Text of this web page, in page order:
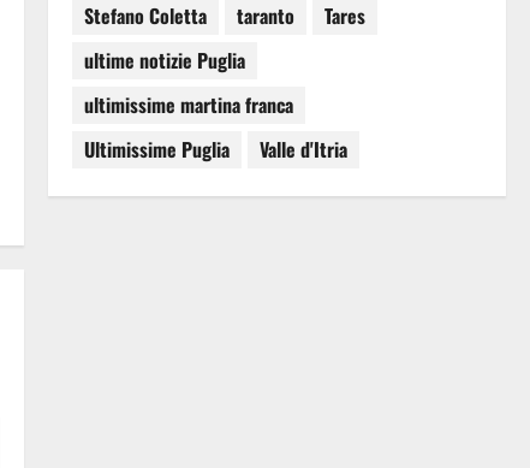
Stefano Coletta
taranto
Tares
ultime notizie Puglia
ultimissime martina franca
Ultimissime Puglia
Valle d'Itria